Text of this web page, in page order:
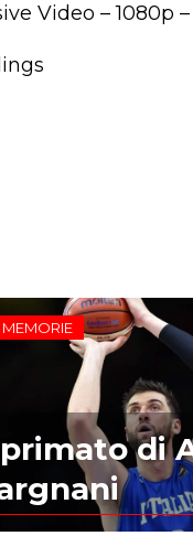
Video – 1080p
di